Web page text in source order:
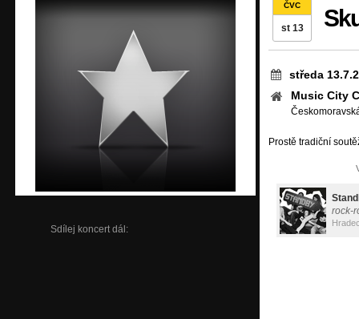
Sdílej koncert dál:
ČVC
st 13
středa
Music City
Prostě tradiční
rock-